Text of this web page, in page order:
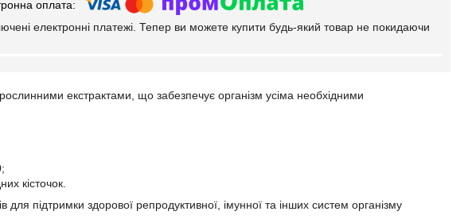
електронні платежі. Тепер ви можете купити будь-який товар не покидаючи
екстрактами, що забезпечує організм усіма необхідними
кісточок.
для підтримки здорової репродуктивної, імунної та інших систем організму